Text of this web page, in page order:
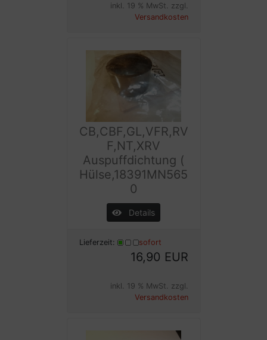
inkl. 19 % MwSt. zzgl.
Versandkosten
CB,CBF,GL,VFR,RV
F,NT,XRV
Auspuffdichtung (
Hülse,18391MN565
0
Details
Lieferzeit: sofort
16,90 EUR
inkl. 19 % MwSt. zzgl.
Versandkosten